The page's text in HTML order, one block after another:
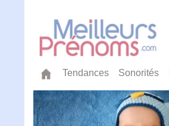
Tendances Sonorités